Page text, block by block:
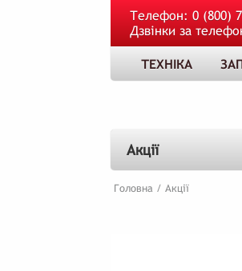
Телефон: 0 (800)
Дзвінки за
ТЕХНІКА
Акції
Головна / Акції